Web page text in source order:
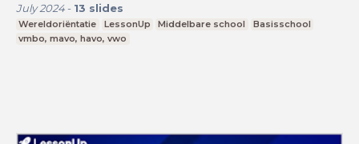
July 2024- 13 slides
Wereldoriëntatie LessonUp Middelbare school
Basisschool
vmbo, mavo, havo, vwo